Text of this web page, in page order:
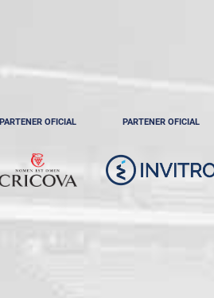
PARTENER OFICIAL PARTENER OFICIAL